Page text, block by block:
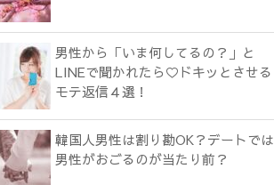
男性から「いま何してるの？」と
LINEで聞かれたら♡ドキッとさせる
モテ返信４選！
韓国人男性は割り勘OK？デートでは
男性がおごるのが当たり前？